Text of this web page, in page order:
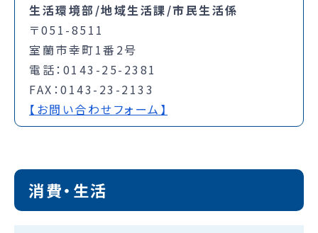
生活環境部/地域生活課/市民生活係
〒051-8511
室蘭市幸町1番2号
電話：0143-25-2381
FAX：0143-23-2133
【お問い合わせフォーム】
消費・生活